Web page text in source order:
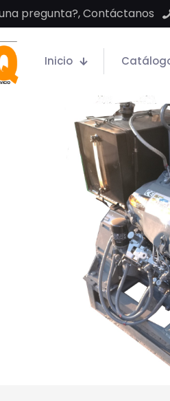
pregunta?, Contáctanos
Inicio